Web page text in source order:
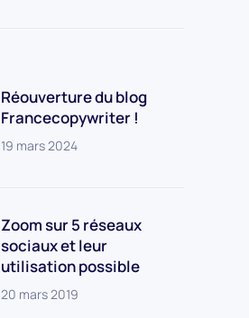
Réouverture du blog
Francecopywriter !
19 mars 2024
Zoom sur 5 réseaux
sociaux et leur
utilisation possible
20 mars 2019